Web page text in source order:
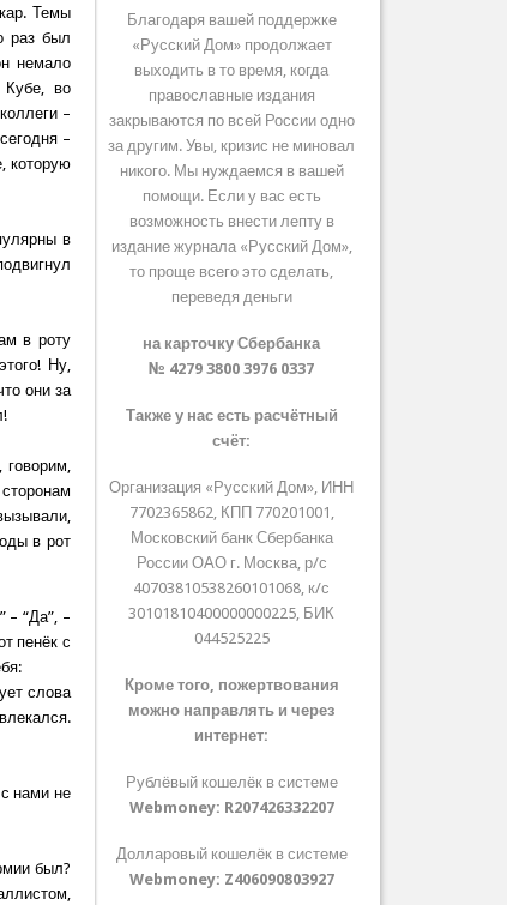
Темы
раз был
немало
Кубе, во
–
–
которую
в
в роту
Ну,
они за
говорим,
в рот
– “Да”, –
пенёк с
слова
нами не
был?
Благодаря вашей поддержке
«Русский Дом» продолжает
выходить в то время, когда
православные издания
закрываются по всей России одно
за другим. Увы, кризис не миновал
никого. Мы нуждаемся в вашей
помощи. Если у вас есть
возможность внести лепту в
издание журнала «Русский Дом»,
то проще всего это сделать,
переведя деньги
на карточку Сбербанка
№ 4279 3800 3976 0337
Также у нас есть расчётный
счёт:
Организация «Русский Дом», ИНН
7702365862, КПП 770201001,
Московский банк Сбербанка
России ОАО г. Москва, р/с
40703810538260101068, к/с
30101810400000000225, БИК
044525225
Кроме того, пожертвования
можно направлять и через
интернет:
Рублёвый кошелёк в системе
Webmoney: R207426332207
Долларовый кошелёк в системе
Webmoney: Z406090803927